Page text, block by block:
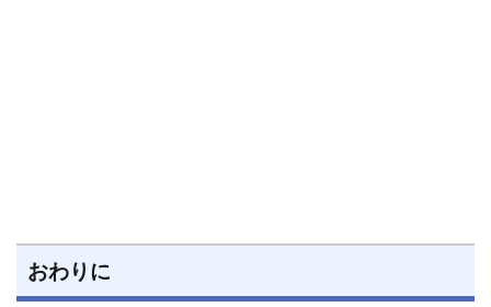
おわりに